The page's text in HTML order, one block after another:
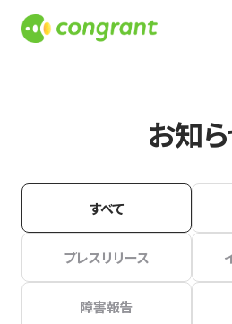
お知
すべて
プレスリリース
障害報告